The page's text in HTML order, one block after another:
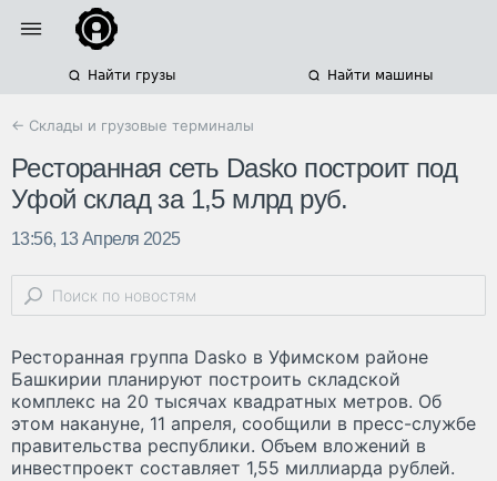
Найти грузы Найти машины
← Склады и грузовые терминалы
Ресторанная сеть Dasko построит под
Уфой склад за 1,5 млрд руб.
13:56, 13 Апреля 2025
Ресторанная группа Dasko в Уфимском районе
Башкирии планируют построить складской
комплекс на 20 тысячах квадратных метров. Об
этом накануне, 11 апреля, сообщили в пресс-службе
правительства республики. Объем вложений в
инвестпроект составляет 1,55 миллиарда рублей.